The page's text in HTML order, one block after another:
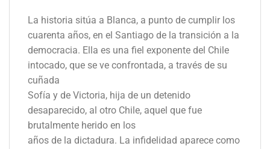
La historia sitúa a Blanca, a punto de cumplir los
cuarenta años, en el Santiago de la transición a la
democracia. Ella es una fiel exponente del Chile
intocado, que se ve confrontada, a través de su
cuñada
Sofía y de Victoria, hija de un detenido
desaparecido, al otro Chile, aquel que fue
brutalmente herido en los
años de la dictadura. La infidelidad aparece como